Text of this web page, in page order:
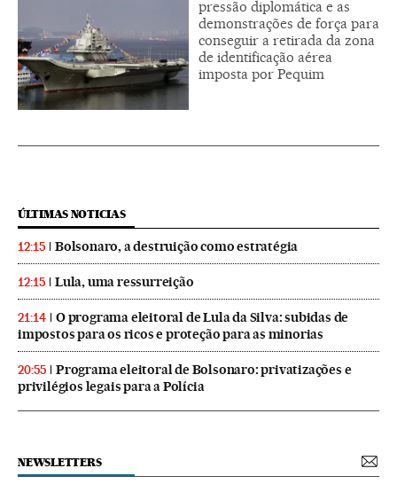
pressão diplomática e as
demonstrações de força para
conseguir a retirada da zona
de identificação aérea
imposta por Pequim
ÚLTIMAS NOTICIAS
12:15 Bolsonaro, a destruição como estratégia
12:15 Lula, uma ressurreição
21:14
O programa eleitoral de Lula da Silva: subidas de
impostos para os ricos e proteção para as minorias
20:55
Programa eleitoral de Bolsonaro: privatizações e
privilégios legais para a Polícia
NEWSLETTERS